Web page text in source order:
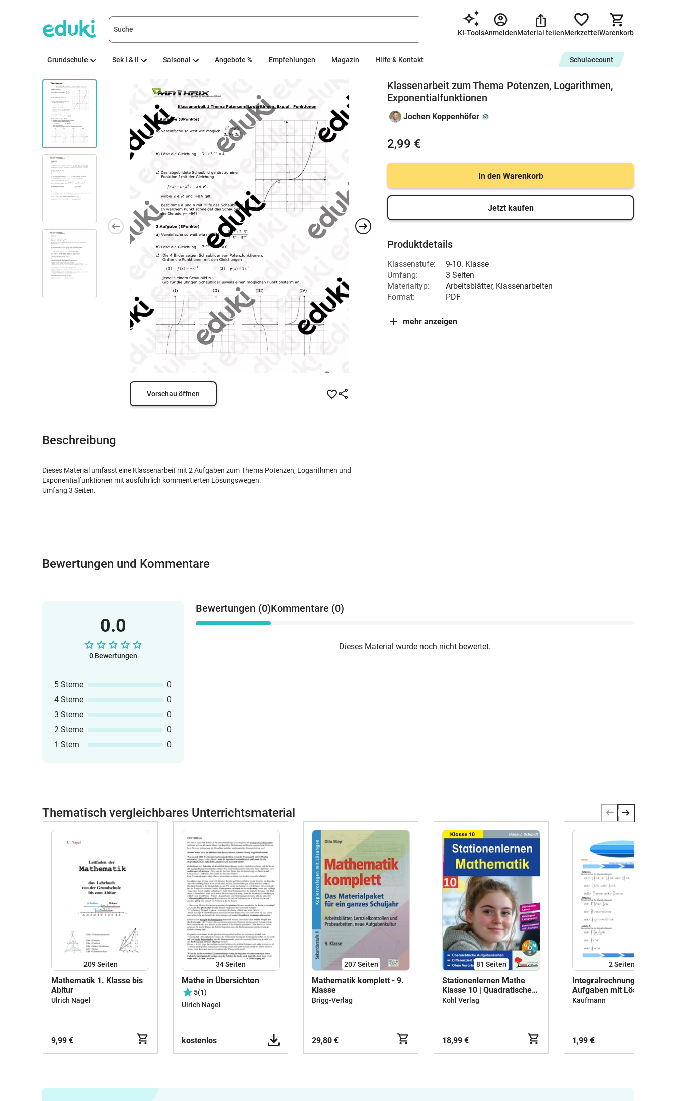
KI-ToolsAnmeldenMaterial teilenMerkzettel Warenkorb
Grundschule Sek I & II Saisonal Angebote % Empfehlungen Magazin Hilfe & Kontakt Schulaccount
Vorschau öffnen
Beschreibung
Dieses Material umfasst eine Klassenarbeit mit 2 Aufgaben zum Thema Potenzen, Logarithmen und
Exponentialfunktionen mit ausführlich kommentierten Lösungswegen.
Umfang 3 Seiten.
Klassenarbeit zum Thema Potenzen, Logarithmen,
Exponentialfunktionen
Jochen Koppenhöfer
2,99 €
In den Warenkorb
Jetzt kaufen
Produktdetails
Klassenstufe:
9-10. Klasse
Umfang:
3 Seiten
Materialtyp:
Arbeitsblätter, Klassenarbeiten
Format:
PDF
mehr anzeigen
Bewertungen und Kommentare
0.0
0 Bewertungen
5 Sterne
0
4 Sterne
0
3 Sterne
0
2 Sterne
0
1 Stern
0
Bewertungen (0)Kommentare (0)
Dieses Material wurde noch nicht bewertet.
Thematisch vergleichbares Unterrichtsmaterial
209Seiten
Mathematik 1. Klasse bis
Abitur
Ulrich Nagel
9,99 €
34Seiten
Mathe in Übersichten
5(1)
Ulrich Nagel
kostenlos
207Seiten
Mathematik komplett - 9.
Klasse
Brigg-Verlag
29,80 €
81 Seiten
Stationenlernen Mathe
Klasse 10 | Quadratische
Funktionen, Trigonometrie,
Sekundarstufe I Klasse 10
Lösungen
Kohl Verlag
18,99 €
2Seiten
Integralrechnung (Teil1)
Aufgaben mit Lösungen
Kaufmann
1,99 €